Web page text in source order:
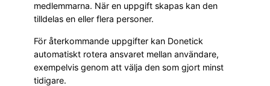
medlemmarna. När en uppgift skapas kan den
tilldelas en eller flera personer.
För återkommande uppgifter kan Donetick
automatiskt rotera ansvaret mellan användare,
exempelvis genom att välja den som gjort minst
tidigare.